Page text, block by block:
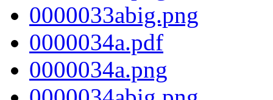
0000033abig.png
0000034a.pdf
0000034a.png